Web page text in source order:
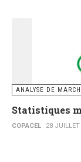
ANALYSE DE
Statistiques
COPACEL 28